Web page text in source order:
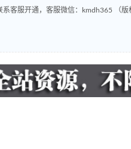
客服开通，客服微信：kmdh365 （